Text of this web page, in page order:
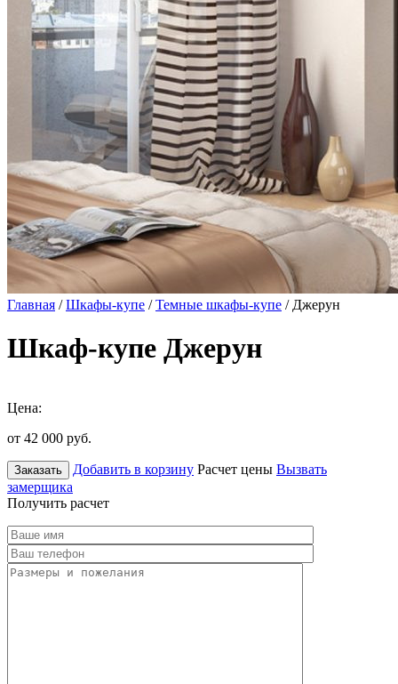
Главная /Шкафы-купе /Темные шкафы-купе / Джерун
Шкаф-купе Джерун
Цена:
от 42 000 руб.
Заказать Добавить в корзину Расчет цены Вызвать
замерщика
Получить расчет